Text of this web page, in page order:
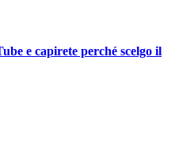
e capirete perché scelgo il